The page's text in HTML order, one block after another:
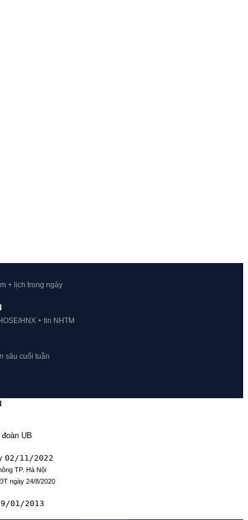
+ lịch trong ngày
HNX + tin NHTM
sâu cuối tuần
UB
02/11/2022
TP. Hà Nội
ngày 24/8/2020
01/2013